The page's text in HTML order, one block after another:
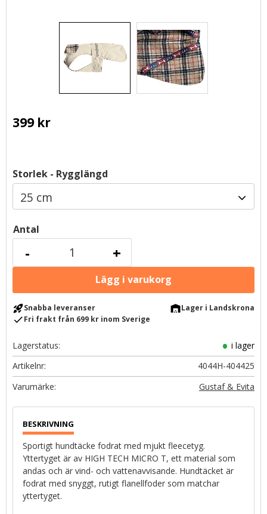
399kr
Storlek - Rygglängd
Antal
+
-
rocket_launchSnabba leveranser warehouseLager i Landskrona
checkFri frakt från 699 kr inom Sverige
Lagerstatus
i lager
Artikelnr
4044H-404425
Gustaf & Evita
Sportigt hundtäcke fodrat med mjukt fleecetyg.
Yttertyget är av HIGH TECH MICRO T, ett material som
andas och är vind- och vattenavvisande. Hundtäcket är
fodrat med snyggt, rutigt flanellfoder som matchar
yttertyget.